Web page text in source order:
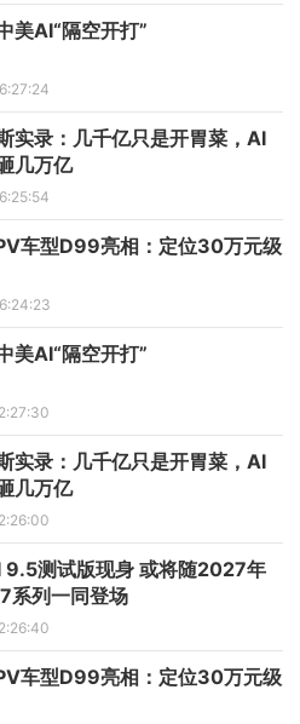
美AI“隔空开打”
实录：几千亿只是开胃菜，AI
几万亿
车型D99亮相：定位30万元级
美AI“隔空开打”
实录：几千亿只是开胃菜，AI
几万亿
9.5测试版现身 或将随2027年
系列一同登场
车型D99亮相：定位30万元级